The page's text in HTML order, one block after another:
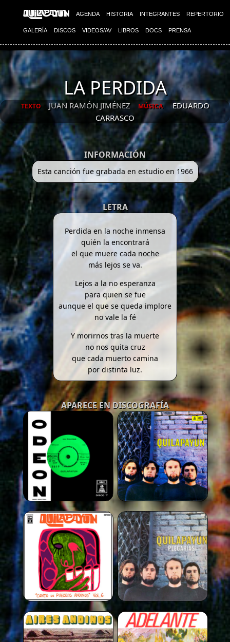
AGENDA HISTORIA INTEGRANTES REPERTORIO
GALERÍA DISCOS VIDEOS/AV LIBROS DOCS PRENSA
LA PERDIDA
TEXTO JUAN RAMÓN JIMÉNEZ MÚSICA
EDUARDO
CARRASCO
INFORMACIÓN
Esta canción fue grabada en estudio en 1966
LETRA
Perdida en la noche inmensa
quién la encontrará
el que muere cada noche
más lejos se va.
Lejos a la no esperanza
para quien se fue
aunque el que se queda implore
no vale la fé
Y morirnos tras la muerte
no nos quita cruz
que cada muerto camina
por distinta luz.
APARECE EN DISCOGRAFÍA